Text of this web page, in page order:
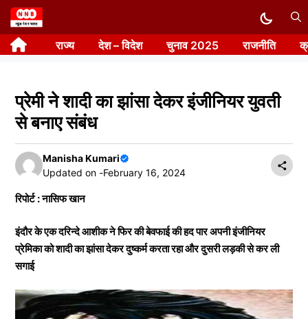
Skip
to
content राज्य देश – विदेश चुनाव 2025 राजनीति
प्रेमी ने शादी का झांसा देकर इंजीनियर युवती
से बनाए संबंध
Manisha Kumari
Updated on -February 16, 2024
रिपोर्ट : नासिफ खान
इंदौर के एक दरिन्दे आशीक ने फिर की बेवफाई की हद पार अपनी इंजीनियर
प्रेमिका को शादी का झांसा देकर दुष्कर्म करता रहा और दुसरी लड़की से कर ली
सगाई